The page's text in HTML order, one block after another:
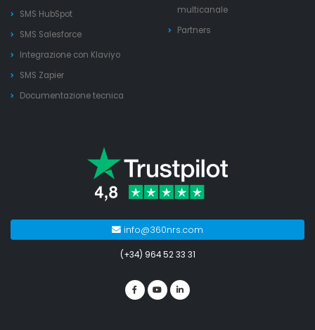
SMS HubSpot
SMS Salesforce
Integrazione con Klaviyo
SMS Zapier
Documentazione tecnica
multicanale
Partners
info@360nrs.com
(+34) 964 52 33 31